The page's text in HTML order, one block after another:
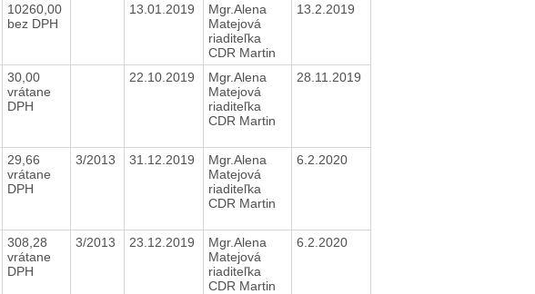
10260,00
bez DPH
13.01.2019
Mgr.Alena
Matejová
riaditeľka
CDR Martin
13.2.2019
30,00
vrátane
DPH
22.10.2019
Mgr.Alena
Matejová
riaditeľka
CDR Martin
28.11.2019
29,66
vrátane
DPH
3/2013 31.12.2019
Mgr.Alena
Matejová
riaditeľka
CDR Martin
6.2.2020
308,28
vrátane
DPH
3/2013 23.12.2019
Mgr.Alena
Matejová
riaditeľka
CDR Martin
6.2.2020